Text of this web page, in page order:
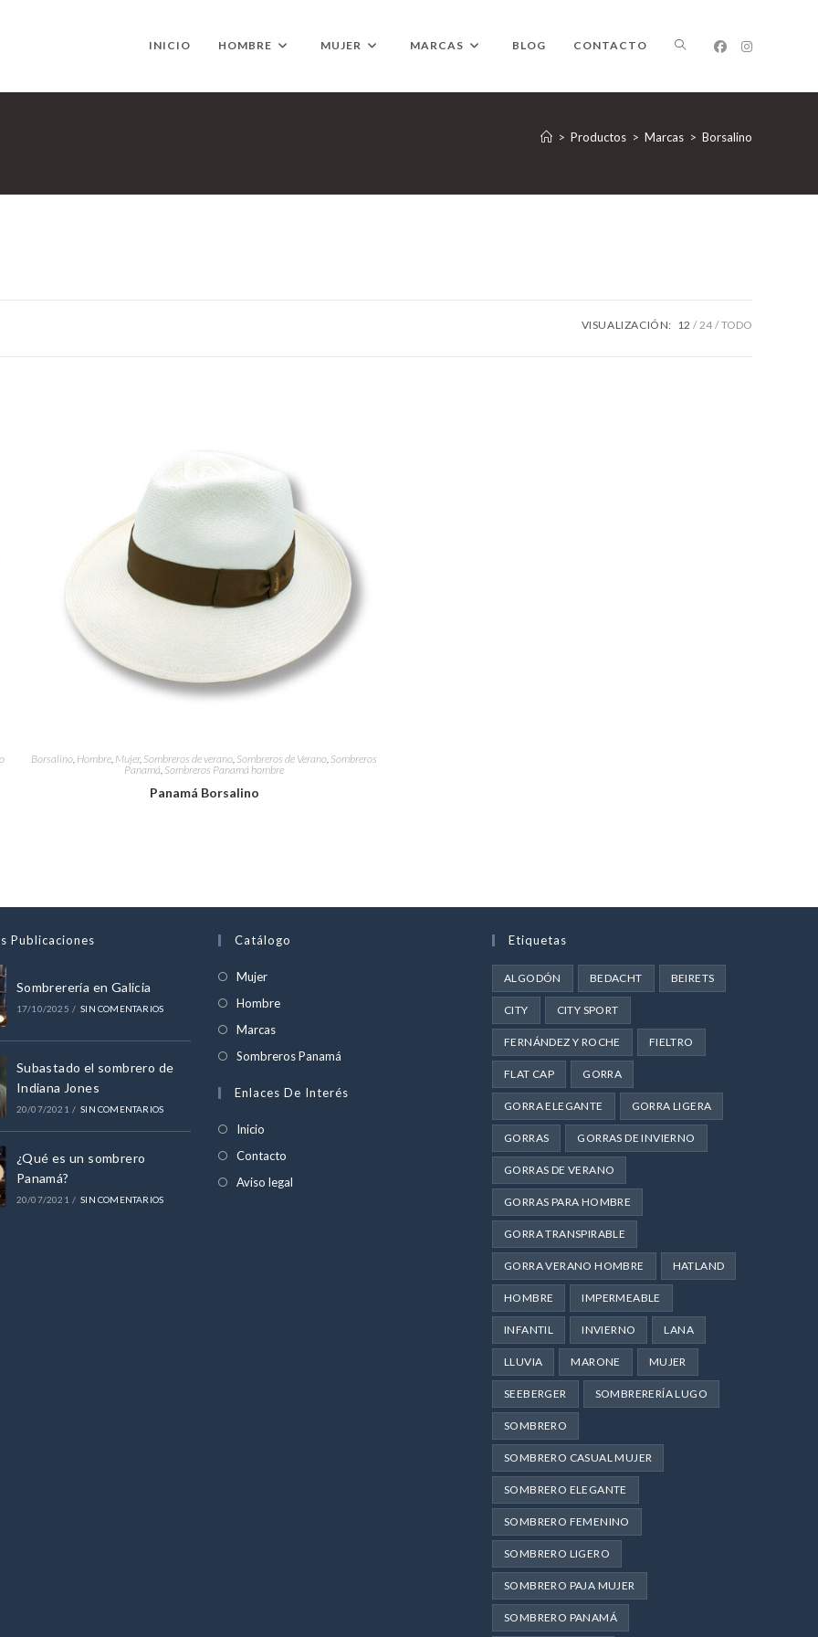
INICIO HOMBRE MUJER MARCAS BLOG CONTACTO ALTERNAR
BÚSQUEDA
LA
> Productos > Marcas > Borsalino
VISUALIZACIÓN: 12 24 TODO
Borsalino, Hombre, Mujer, Sombreros de verano, Sombreros de Verano, Sombreros
Panamá, Sombreros Panamá hombre
Panamá Borsalino
Publicaciones
Sombrerería en Galicia
17/10/2025 / SIN COMENTARIOS
Subastado el sombrero de
Indiana Jones
20/07/2021 / SIN COMENTARIOS
¿Qué es un sombrero
Panamá?
20/07/2021 / SIN COMENTARIOS
Catálogo
MujerSe
abre
pestaña
HombreSe
nueva
MarcasSe
abre
una
Sombreros Panamá
en
Enlaces De Interés
Inicio
Contacto
Aviso legal
Etiquetas
ALGODÓN BEDACHT BEIRETS
CITY CITY SPORT
FERNÁNDEZ Y ROCHE FIELTRO
FLAT CAP GORRA
GORRA ELEGANTE GORRA LIGERA
GORRAS GORRAS DE INVIERNO
GORRAS DE VERANO
GORRAS PARA HOMBRE
GORRA TRANSPIRABLE
GORRA VERANO HOMBRE HATLAND
HOMBRE IMPERMEABLE
INFANTIL INVIERNO LANA
LLUVIA MARONE MUJER
SEEBERGER SOMBRERERÍA LUGO
SOMBRERO
SOMBRERO CASUAL MUJER
SOMBRERO ELEGANTE
SOMBRERO FEMENINO
SOMBRERO LIGERO
SOMBRERO PAJA MUJER
SOMBRERO PANAMÁ